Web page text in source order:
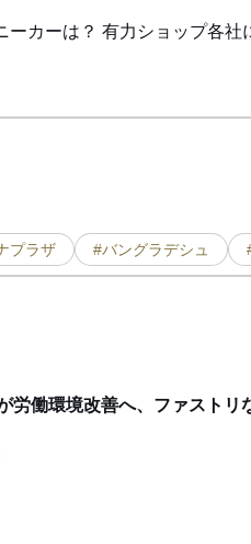
カーは？ 有力ショップ各社
プラザ #バングラデシュ
労働環境改善へ、ファスト